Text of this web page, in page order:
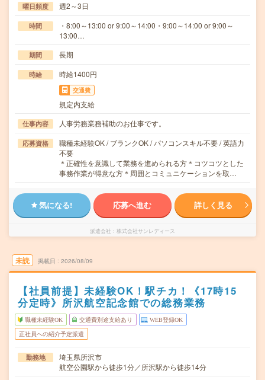
曜日頻度 週2～3日
時間
・8:00～13:00 or 9:00～14:00・9:00～14:00 or 9:00～
13:00…
期間 長期
時給 時給1400円
交通費
規定内支給
仕事内容 人事労務業務補助のお仕事です。
応募資格
職種未経験OK / ブランクOK / パソコンスキル不要 / 英語力
不要
＊正確性を意識して業務を進められる方＊コツコツとした
事務作業が得意な方＊周囲とコミュニケーションを取…
気になる! 応募へ進む 詳しく見る
派遣会社 株式会社サンレディース
未読 掲載日 2026/08/09
【社員前提】未経験OK！駅チカ！《17時15
分定時》所沢航空記念館での総務業務
職種未経験OK 交通費別途支給あり WEB登録OK
正社員への紹介予定派遣
勤務地
埼玉県所沢市
航空公園駅から徒歩1分／所沢駅から徒歩14分